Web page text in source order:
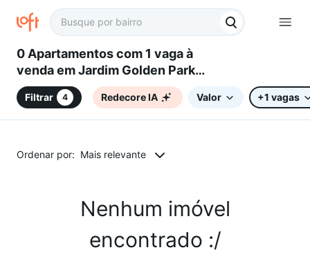
0 Apartamentos com 1 vaga à
venda em Jardim Golden Park
Residence II, Sorocaba, SP
Filtrar 4 Redecore IA Valor +1 vagas
Ordenar por: Mais relevante
Nenhum imóvel
encontrado :/